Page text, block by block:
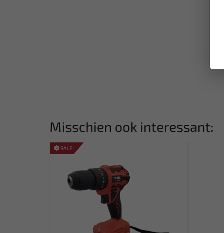
Misschien ook interessant:
SALE!